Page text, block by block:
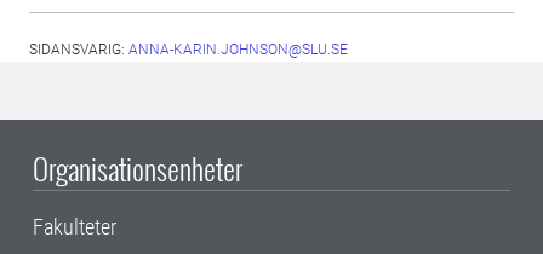
SIDANSVARIG: ANNA-KARIN.JOHNSON@SLU.SE
Organisationsenheter
Fakulteter